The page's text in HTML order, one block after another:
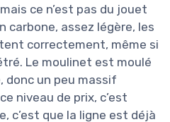
ce n’est pas du jouet
carbone, assez légère, les
correctement, même si
Le moulinet est moulé
donc un peu massif
niveau de prix, c’est
c’est que la ligne est déjà